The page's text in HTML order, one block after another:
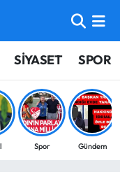
SİYASET SPOR
Spor Gündem